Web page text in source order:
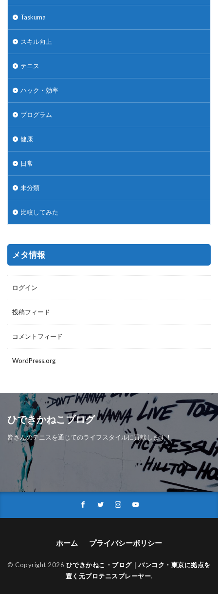
Taskuma
スキル向上
テニス
ハック・効率
プログラム
健康
日常
未分類
比較してみた
メタ情報
ログイン
投稿フィード
コメントフィード
WordPress.org
ひできかねこブログ
皆さんのテニスを通じてのライフスタイルに貢献します！
ホーム プライバシーポリシー
© Copyright 2026 ひできかねこ・ブログ｜バンコク・東京に拠点を
置く元プロテニスプレーヤー.